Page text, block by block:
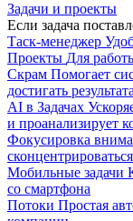
Задачи и проекты
Если задача
Таск-менеджер
Проекты Для
Скрам Помогает
достигать результата
AI в Задачах
и проанализирует
Фокусировка
сконцентрироваться
Мобильные задачи
со смартфона
Потоки Простая